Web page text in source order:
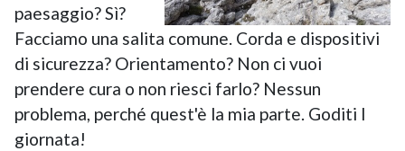
paesaggio? Sì?
Facciamo una salita comune. Corda e dispositivi
di sicurezza? Orientamento? Non ci vuoi
prendere cura o non riesci farlo? Nessun
problema, perché quest'è la mia parte. Goditi l
giornata!